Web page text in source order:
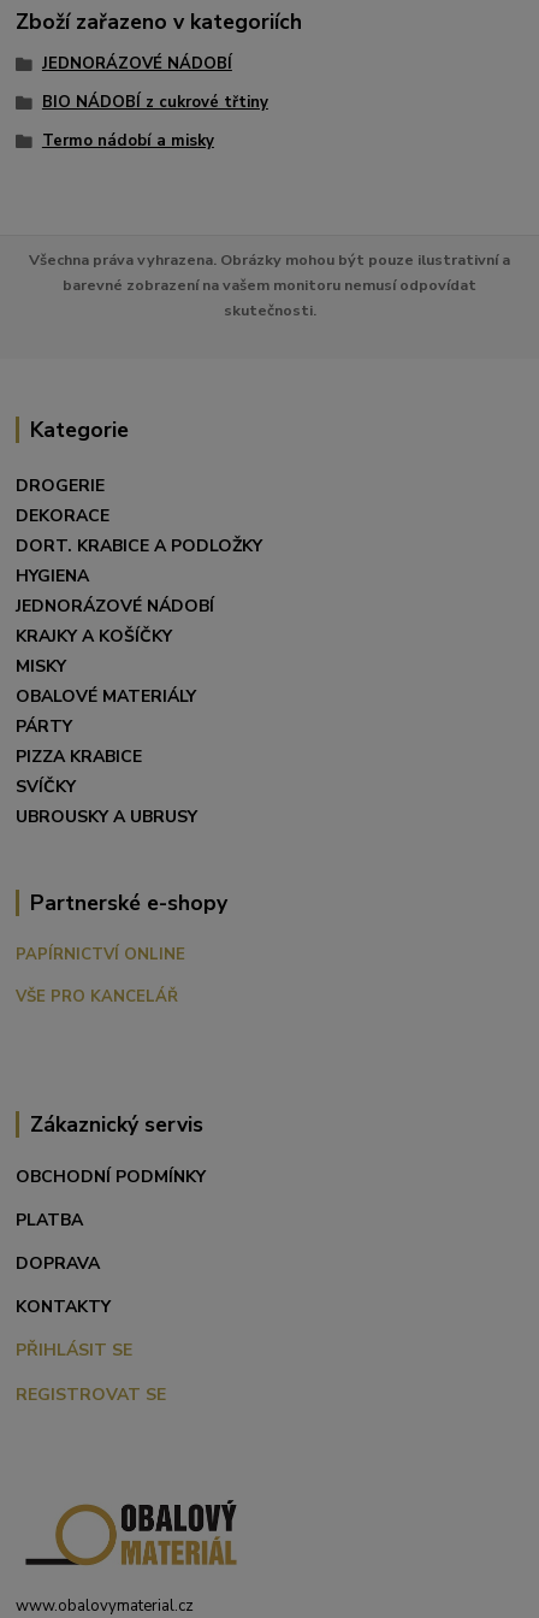
Zboží zařazeno v kategoriích
JEDNORÁZOVÉ NÁDOBÍ
BIO NÁDOBÍ z cukrové třtiny
Termo nádobí a misky
Všechna práva vyhrazena. Obrázky mohou být pouze ilustrativní a
barevné zobrazení na vašem monitoru nemusí odpovídat
skutečnosti.
Kategorie
DROGERIE
DEKORACE
DORT. KRABICE A PODLOŽKY
HYGIENA
JEDNORÁZOVÉ NÁDOBÍ
KRAJKY A KOŠÍČKY
MISKY
OBALOVÉ MATERIÁLY
PÁRTY
PIZZA KRABICE
SVÍČKY
UBROUSKY A UBRUSY
Partnerské e-shopy
PAPÍRNICTVÍ ONLINE
VŠE PRO KANCELÁŘ
Zákaznický servis
OBCHODNÍ PODMÍNKY
PLATBA
DOPRAVA
KONTAKTY
PŘIHLÁSIT SE
REGISTROVAT SE
www.obalovymaterial.cz